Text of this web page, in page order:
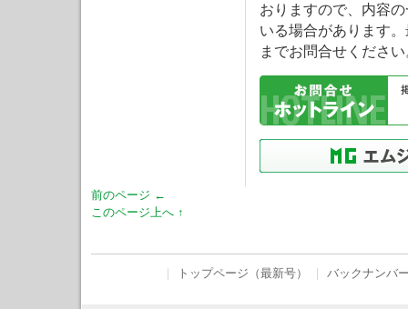
おりますので、内容
いる場合があります
までお問合せくださ
前のページ ←
このページ上へ ↑
トップページ（最新号） バックナンバ